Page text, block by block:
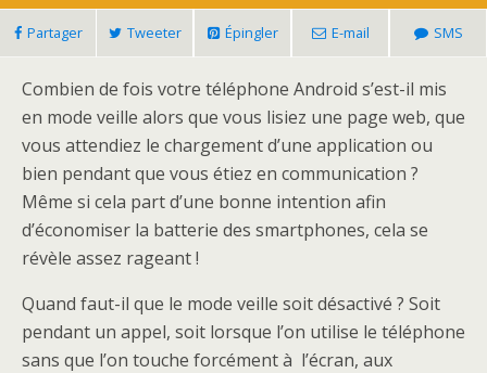
Partager Tweeter Épingler E-mail SMS
Combien de fois votre téléphone Android s’est-il mis
en mode veille alors que vous lisiez une page web, que
vous attendiez le chargement d’une application ou
bien pendant que vous étiez en communication ?
Même si cela part d’une bonne intention afin
d’économiser la batterie des smartphones, cela se
révèle assez rageant !
Quand faut-il que le mode veille soit désactivé ? Soit
pendant un appel, soit lorsque l’on utilise le téléphone
sans que l’on touche forcément à l’écran, aux